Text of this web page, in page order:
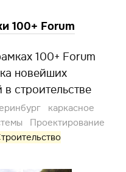
100+ Forum
100+ Forum
новейших
строительстве
каркасное
Проектирование